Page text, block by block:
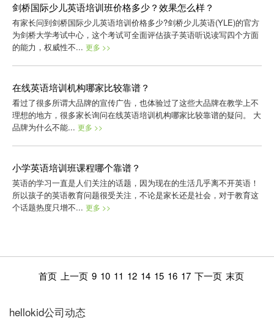
剑桥国际少儿英语培训班价格多少？效果怎么样？
有家长问到剑桥国际少儿英语培训价格多少?剑桥少儿英语(YLE)的官方
为剑桥大学考试中心，这个考试可全面评估孩子英语听说读写四个方面
的能力，权威性不... 更多 >>
在线英语培训机构哪家比较靠谱？
看过了很多所谓大品牌的宣传广告，也体验过了这些大品牌在教学上不
理想的地方，很多家长询问在线英语培训机构哪家比较靠谱的疑问。 大
品牌为什么不能... 更多 >>
小学英语培训班课程哪个靠谱？
英语的学习一直是人们关注的话题，因为现在的生活几乎离不开英语！
所以孩子的英语教育问题很受关注，不论是家长还是社会，对于教育这
个话题热度只增不... 更多 >>
首页 上一页 9 10 11 12 14 15 16 17 下一页 末页
hellokid公司动态